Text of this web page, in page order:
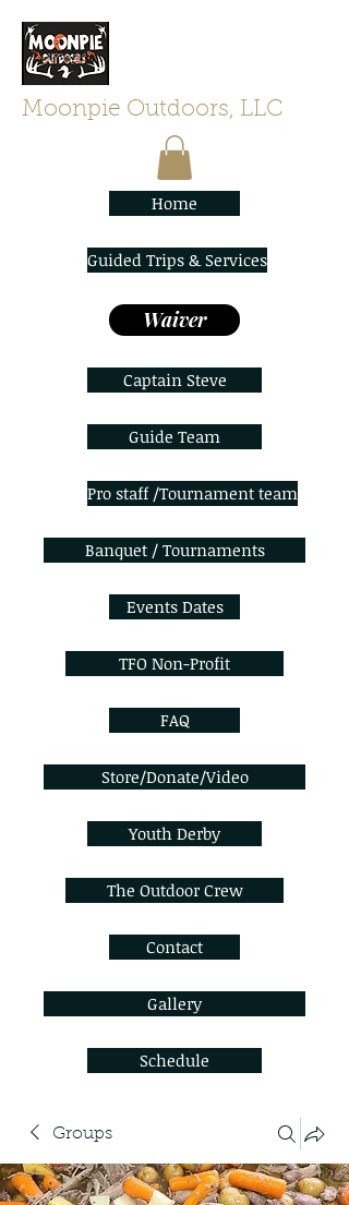
Moonpie Outdoors, LLC
Home
Guided Trips & Services
Waiver
Captain Steve
Guide Team
Pro staff /Tournament team
Banquet / Tournaments
Events Dates
TFO Non-Profit
FAQ
Store/Donate/Video
Youth Derby
The Outdoor Crew
Contact
Gallery
Schedule
Groups